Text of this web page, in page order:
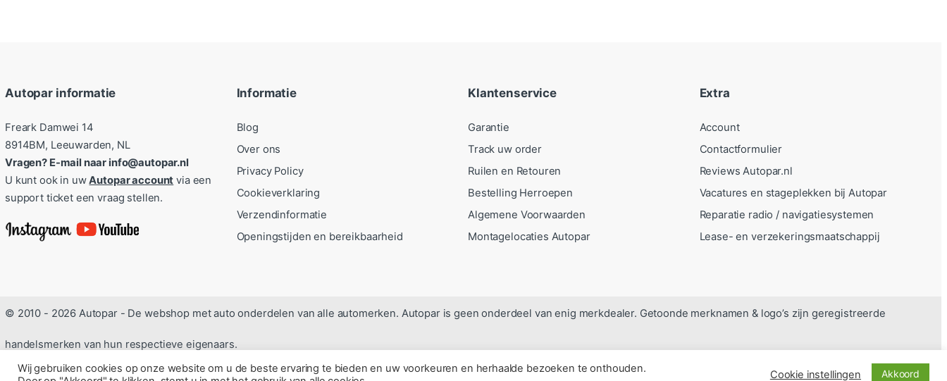
Autopar informatie
Freark Damwei 14
8914BM, Leeuwarden, NL
Vragen? E-mail naar info@autopar.nl
U kunt ook in uwAutopar account via een
support ticket een vraag stellen.
Informatie
Blog
Over ons
Privacy Policy
Cookieverklaring
Verzendinformatie
Openingstijden en bereikbaarheid
Klantenservice
Garantie
Track uw order
Ruilen en Retouren
Bestelling Herroepen
Algemene Voorwaarden
Montagelocaties Autopar
Extra
Account
Contactformulier
Reviews Autopar.nl
Vacatures en stageplekken bij Autopar
Reparatie radio / navigatiesystemen
Lease- en verzekeringsmaatschappij
© 2010 - 2026 Autopar - De webshop met auto onderdelen van alle automerken. Autopar is geen onderdeel van enig merkdealer. Getoonde merknamen & logo’s zijn geregistreerde
handelsmerken van hun respectieve eigenaars.
Wij gebruiken cookies op onze website om u de beste ervaring te bieden en uw voorkeuren en herhaalde bezoeken te onthouden.
Cookie instellingen Akkoord